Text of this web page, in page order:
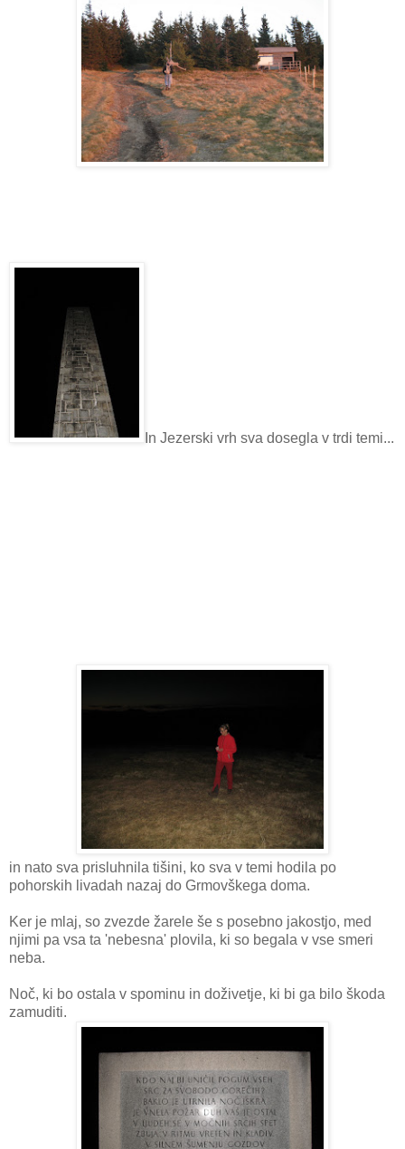
In Jezerski vrh sva dosegla v trdi temi...
in nato sva prisluhnila tišini, ko sva v temi hodila po
pohorskih livadah nazaj do Grmovškega doma.
Ker je mlaj, so zvezde žarele še s posebno jakostjo, med
njimi pa vsa ta 'nebesna' plovila, ki so begala v vse smeri
neba.
Noč, ki bo ostala v spominu in doživetje, ki bi ga bilo škoda
zamuditi.